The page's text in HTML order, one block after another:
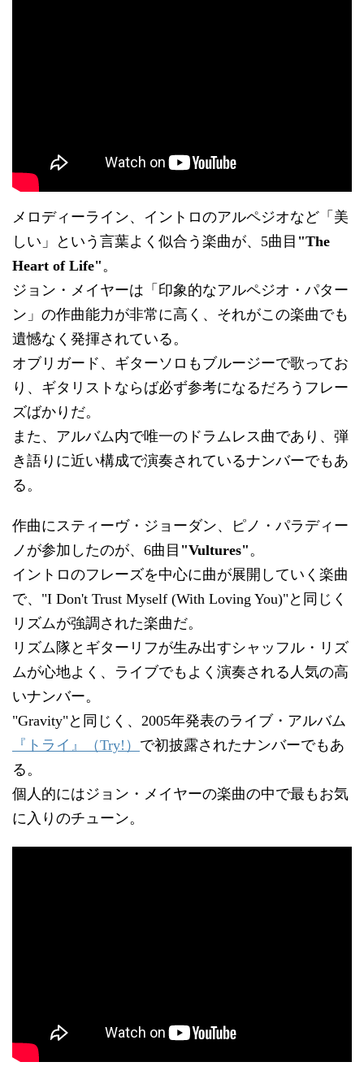
メロディーライン、イントロのアルペジオなど「美
しい」という言葉よく似合う楽曲が、5曲目 "The
Heart of Life" 。
ジョン・メイヤーは「印象的なアルペジオ・パター
ン」の作曲能力が非常に高く、それがこの楽曲でも
遺憾なく発揮されている。
オブリガード、ギターソロもブルージーで歌ってお
り、ギタリストならば必ず参考になるだろうフレー
ズばかりだ。
また、アルバム内で唯一のドラムレス曲であり、弾
き語りに近い構成で演奏されているナンバーでもあ
る。
作曲にスティーヴ・ジョーダン、ピノ・パラディー
ノが参加したのが、6曲目 "Vultures" 。
イントロのフレーズを中心に曲が展開していく楽曲
で、"I Don't Trust Myself (With Loving You)"と同じく
リズムが強調された楽曲だ。
リズム隊とギターリフが生み出すシャッフル・リズ
ムが心地よく、ライブでもよく演奏される人気の高
いナンバー。
"Gravity"と同じく、2005年発表のライブ・アルバム
『トライ』（Try!） で初披露されたナンバーでもあ
る。
個人的にはジョン・メイヤーの楽曲の中で最もお気
に入りのチューン。